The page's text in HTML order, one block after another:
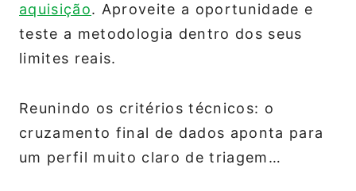
aquisição. Aproveite a oportunidade e
teste a metodologia dentro dos seus
limites reais.
Reunindo os critérios técnicos: o
cruzamento final de dados aponta para
um perfil muito claro de triagem…